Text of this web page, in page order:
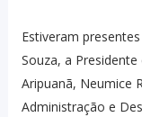
Estiveram
Souza, a
Aripuanã, Neumice
Administração e